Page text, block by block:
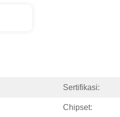
Sertifikasi:
Chipset: